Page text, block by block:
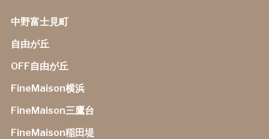
中野富士見町
自由が丘
OFF自由が丘
FineMaison横浜
FineMaison三鷹台
FineMaison稲田堤